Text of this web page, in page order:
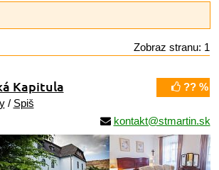
Zobraz stranu: 1
?? %
Kapitula
/ Spiš
kontakt@stmartin.sk